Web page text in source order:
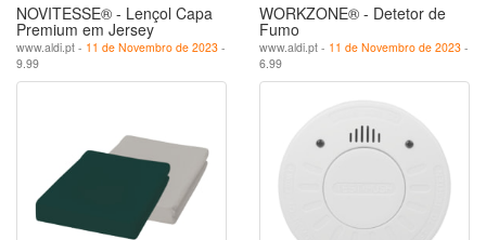
NOVITESSE® - Lençol Capa
Premium em Jersey
www.aldi.pt - 11 de Novembro de 2023 -
9.99
WORKZONE® - Detetor de
Fumo
www.aldi.pt - 11 de Novembro de 2023 -
6.99